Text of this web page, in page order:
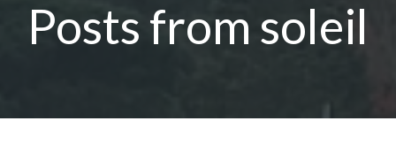
Posts from soleil